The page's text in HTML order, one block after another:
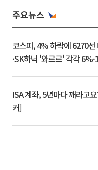
주요뉴스
코스피, 4% 하락에 6270
·SK하닉 '와르르' 각각
ISA 계좌, 5년마다 깨라고
커]